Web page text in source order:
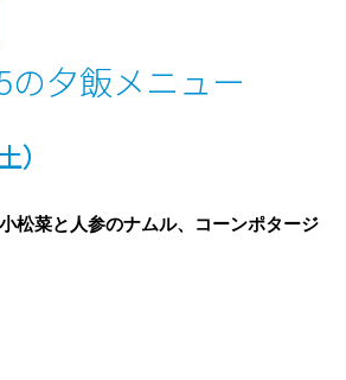
の夕飯メニュー
）
松菜と人参のナムル、コーンポタージ